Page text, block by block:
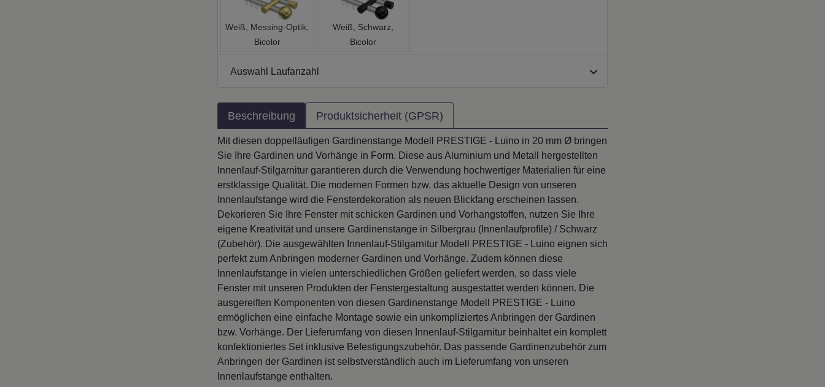
Weiß, Messing-Optik,
Bicolor
Weiß, Schwarz,
Bicolor
Produktsicherheit (GPSR)
Mit diesen doppelläufigen Gardinenstange Modell PRESTIGE - Luino in 20 mm Ø bringen
Sie Ihre Gardinen und Vorhänge in Form. Diese aus Aluminium und Metall hergestellten
Innenlauf-Stilgarnitur garantieren durch die Verwendung hochwertiger Materialien für eine
erstklassige Qualität. Die modernen Formen bzw. das aktuelle Design von unseren
Innenlaufstange wird die Fensterdekoration als neuen Blickfang erscheinen lassen.
Dekorieren Sie Ihre Fenster mit schicken Gardinen und Vorhangstoffen, nutzen Sie Ihre
eigene Kreativität und unsere Gardinenstange in Silbergrau (Innenlaufprofile) / Schwarz
(Zubehör). Die ausgewählten Innenlauf-Stilgarnitur Modell PRESTIGE - Luino eignen sich
perfekt zum Anbringen moderner Gardinen und Vorhänge. Zudem können diese
Innenlaufstange in vielen unterschiedlichen Größen geliefert werden, so dass viele
Fenster mit unseren Produkten der Fenstergestaltung ausgestattet werden können. Die
ausgereiften Komponenten von diesen Gardinenstange Modell PRESTIGE - Luino
ermöglichen eine einfache Montage sowie ein unkompliziertes Anbringen der Gardinen
bzw. Vorhänge. Der Lieferumfang von diesen Innenlauf-Stilgarnitur beinhaltet ein komplett
konfektioniertes Set inklusive Befestigungszubehör. Das passende Gardinenzubehör zum
Anbringen der Gardinen ist selbstverständlich auch im Lieferumfang von unseren
Innenlaufstange enthalten.